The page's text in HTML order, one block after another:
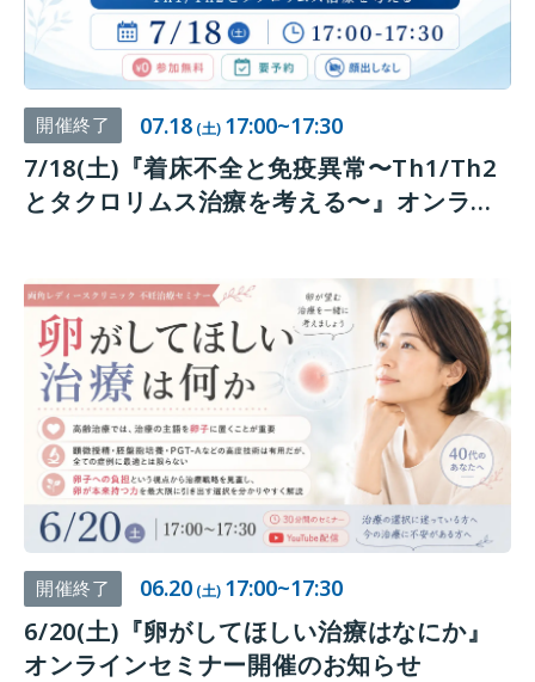
開催終了 07.18 (土) 17:00~17:30
7/18(土)『着床不全と免疫異常〜Th1/Th2
とタクロリムス治療を考える〜』オンライ
開催終了 06.20 (土) 17:00~17:30
6/20(土)『卵がしてほしい治療はなにか』
オンラインセミナー開催のお知らせ